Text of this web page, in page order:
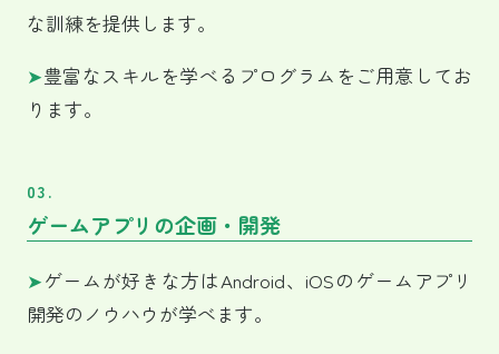
な訓練を提供します。
➤豊富なスキルを学べるプログラムをご用意してお
ります。
03.
ゲームアプリの企画・開発
➤ゲームが好きな方はAndroid、iOSのゲームアプリ
開発のノウハウが学べます。